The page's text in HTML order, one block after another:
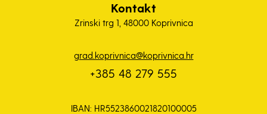
Kontakt
Zrinski trg 1, 48000 Koprivnica
grad.koprivnica@koprivnica.hr
+385 48 279 555
IBAN: HR5523860021820100005